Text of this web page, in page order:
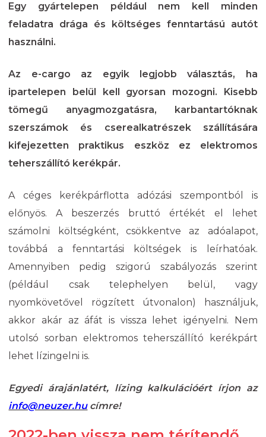
Egy gyártelepen például nem kell minden
feladatra drága és költséges fenntartású autót
használni.
Az e-cargo az egyik legjobb választás, ha
ipartelepen belül kell gyorsan mozogni. Kisebb
tömegű anyagmozgatásra, karbantartóknak
szerszámok és cserealkatrészek szállítására
kifejezetten praktikus eszköz ez elektromos
teherszállító kerékpár.
A céges kerékpárflotta adózási szempontból is
előnyös. A beszerzés bruttó értékét el lehet
számolni költségként, csökkentve az adóalapot,
továbbá a fenntartási költségek is leírhatóak.
Amennyiben pedig szigorú szabályozás szerint
(például csak telephelyen belül, vagy
nyomkövetővel rögzített útvonalon) használjuk,
akkor akár az áfát is vissza lehet igényelni. Nem
utolsó sorban elektromos teherszállító kerékpárt
lehet lízingelni is.
Egyedi árajánlatért, lízing kalkulációért írjon az
info@neuzer.hucímre!